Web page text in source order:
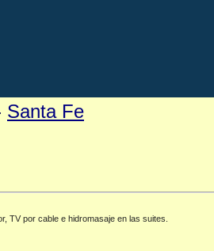
Santa Fe
TV por cable e hidromasaje en las suites.